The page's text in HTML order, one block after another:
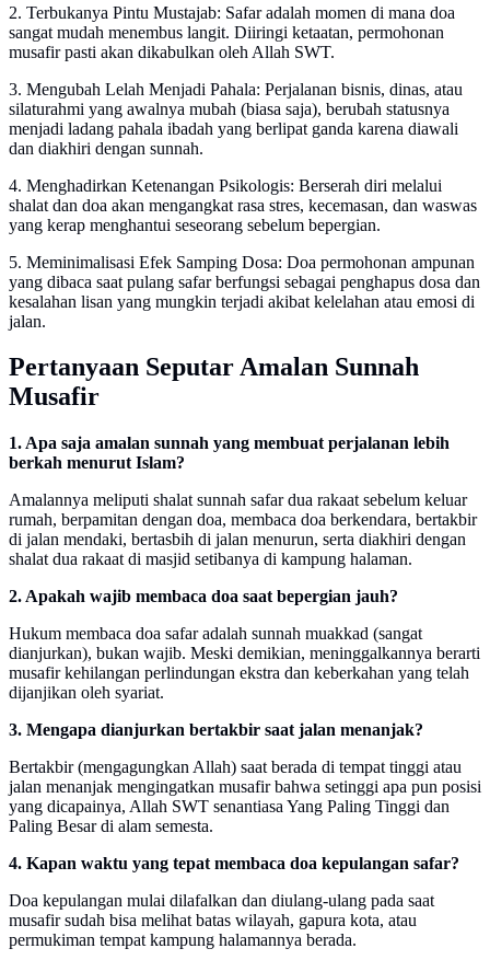
2. Terbukanya Pintu Mustajab: Safar adalah momen di mana doa
sangat mudah menembus langit. Diiringi ketaatan, permohonan
musafir pasti akan dikabulkan oleh Allah SWT.
3. Mengubah Lelah Menjadi Pahala: Perjalanan bisnis, dinas, atau
silaturahmi yang awalnya mubah (biasa saja), berubah statusnya
menjadi ladang pahala ibadah yang berlipat ganda karena diawali
dan diakhiri dengan sunnah.
4. Menghadirkan Ketenangan Psikologis: Berserah diri melalui
shalat dan doa akan mengangkat rasa stres, kecemasan, dan waswas
yang kerap menghantui seseorang sebelum bepergian.
5. Meminimalisasi Efek Samping Dosa: Doa permohonan ampunan
yang dibaca saat pulang safar berfungsi sebagai penghapus dosa dan
kesalahan lisan yang mungkin terjadi akibat kelelahan atau emosi di
jalan.
Pertanyaan Seputar Amalan Sunnah
Musafir
1. Apa saja amalan sunnah yang membuat perjalanan lebih
berkah menurut Islam?
Amalannya meliputi shalat sunnah safar dua rakaat sebelum keluar
rumah, berpamitan dengan doa, membaca doa berkendara, bertakbir
di jalan mendaki, bertasbih di jalan menurun, serta diakhiri dengan
shalat dua rakaat di masjid setibanya di kampung halaman.
2. Apakah wajib membaca doa saat bepergian jauh?
Hukum membaca doa safar adalah sunnah muakkad (sangat
dianjurkan), bukan wajib. Meski demikian, meninggalkannya berarti
musafir kehilangan perlindungan ekstra dan keberkahan yang telah
dijanjikan oleh syariat.
3. Mengapa dianjurkan bertakbir saat jalan menanjak?
Bertakbir (mengagungkan Allah) saat berada di tempat tinggi atau
jalan menanjak mengingatkan musafir bahwa setinggi apa pun posisi
yang dicapainya, Allah SWT senantiasa Yang Paling Tinggi dan
Paling Besar di alam semesta.
4. Kapan waktu yang tepat membaca doa kepulangan safar?
Doa kepulangan mulai dilafalkan dan diulang-ulang pada saat
musafir sudah bisa melihat batas wilayah, gapura kota, atau
permukiman tempat kampung halamannya berada.